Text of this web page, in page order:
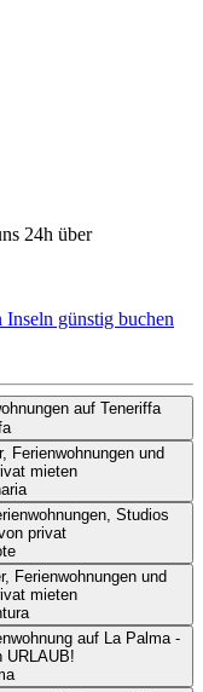
24h über